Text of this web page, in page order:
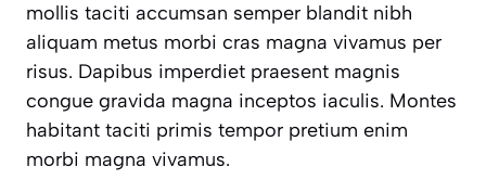
mollis taciti accumsan semper blandit nibh
aliquam metus morbi cras magna vivamus per
risus. Dapibus imperdiet praesent magnis
congue gravida magna inceptos iaculis. Montes
habitant taciti primis tempor pretium enim
morbi magna vivamus.